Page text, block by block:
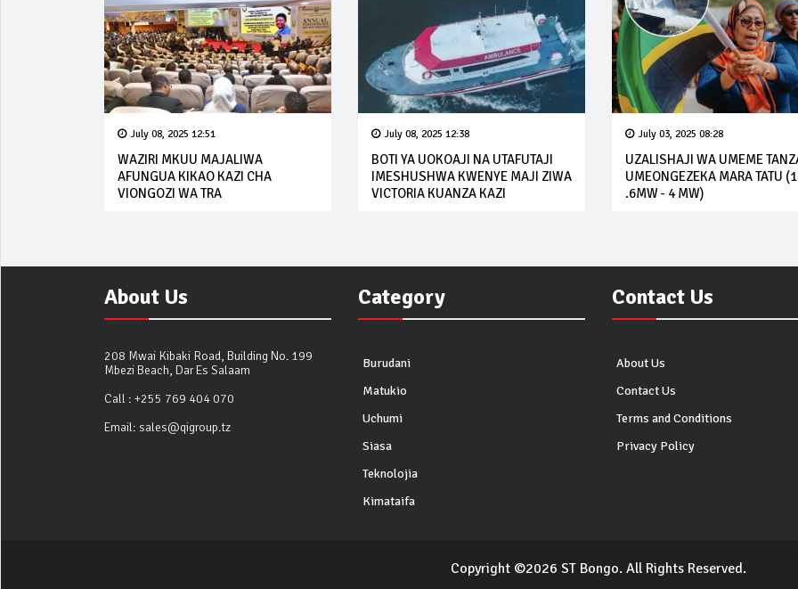
July 08, 2025 12:51
WAZIRI MKUU MAJALIWA
AFUNGUA KIKAO KAZI CHA
VIONGOZI WA TRA
July 08, 2025 12:38
BOTI YA UOKOAJI NA UTAFUTAJI
IMESHUSHWA KWENYE MAJI ZIWA
VICTORIA KUANZA KAZI
July 03, 2025 08:28
UZALISHAJI WA UMEME
UMEONGEZEKA MARA TATU (1
.6MW - 4 MW)
About Us
208 Mwai Kibaki Road, Building No. 199
Mbezi Beach, Dar Es Salaam
Call : +255 769 404 070
Email: sales@qigroup.tz
Category
Burudani
Matukio
Uchumi
Siasa
Teknolojia
Kimataifa
Contact Us
About Us
Contact Us
Terms and Conditions
Privacy Policy
Copyright ©2026 ST Bongo. All Rights Reserved.